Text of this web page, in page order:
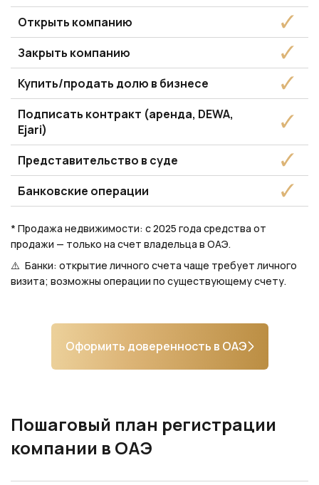
Открыть компанию
Закрыть компанию
Купить/продать долю в бизнесе
Подписать контракт (аренда, DEWA,
Ejari)
Представительство в суде
Банковские операции
* Продажа недвижимости: с 2025 года средства от
продажи — только на счет владельца в ОАЭ.
⚠️ Банки: открытие личного счета чаще требует личного
визита; возможны операции по существующему счету.
Оформить доверенность в ОАЭ
Пошаговый план регистрации
компании в ОАЭ